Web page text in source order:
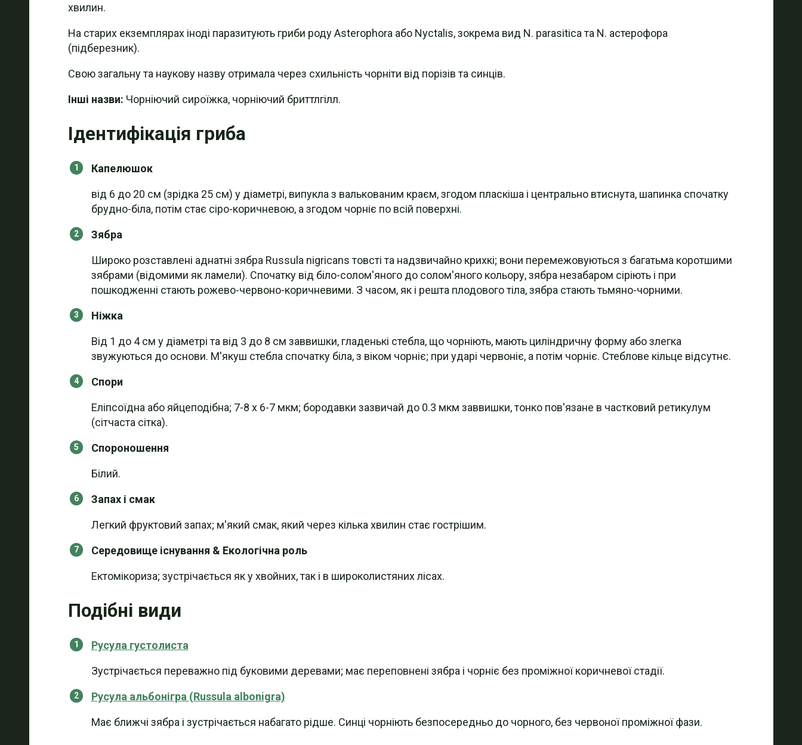
хвилин.
На старих екземплярах іноді паразитують гриби роду Asterophora або Nyctalis, зокрема вид N. parasitica та N. астерофора
(підберезник).
Свою загальну та наукову назву отримала через схильність чорніти від порізів та синців.
Інші назви: Чорніючий сироїжка, чорніючий бриттлгілл.
Ідентифікація гриба
Капелюшок
від 6 до 20 см (зрідка 25 см) у діаметрі, випукла з валькованим краєм, згодом пласкіша і центрально втиснута, шапинка спочатку
брудно-біла, потім стає сіро-коричневою, а згодом чорніє по всій поверхні.
Зябра
Широко розставлені аднатні зябра Russula nigricans товсті та надзвичайно крихкі; вони перемежовуються з багатьма коротшими
зябрами (відомими як ламели). Спочатку від біло-солом'яного до солом'яного кольору, зябра незабаром сіріють і при
пошкодженні стають рожево-червоно-коричневими. З часом, як і решта плодового тіла, зябра стають тьмяно-чорними.
Ніжка
Від 1 до 4 см у діаметрі та від 3 до 8 см заввишки, гладенькі стебла, що чорніють, мають циліндричну форму або злегка
звужуються до основи. М'якуш стебла спочатку біла, з віком чорніє; при ударі червоніє, а потім чорніє. Стеблове кільце відсутнє.
Спори
Еліпсоїдна або яйцеподібна; 7-8 х 6-7 мкм; бородавки зазвичай до 0.3 мкм заввишки, тонко пов'язане в частковий ретикулум
(сітчаста сітка).
Спороношення
Білий.
Запах і смак
Легкий фруктовий запах; м'який смак, який через кілька хвилин стає гострішим.
Середовище існування & Екологічна роль
Ектомікориза; зустрічається як у хвойних, так і в широколистяних лісах.
Подібні види
Русула густолиста
Зустрічається переважно під буковими деревами; має переповнені зябра і чорніє без проміжної коричневої стадії.
Русула альбонігра (Russula albonigra)
Має ближчі зябра і зустрічається набагато рідше. Синці чорніють безпосередньо до чорного, без червоної проміжної фази.